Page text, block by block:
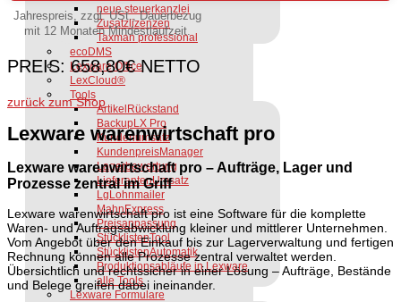
neue steuerkanzlei
Zusatzlizenzen
Taxman professional
ecoDMS
Lexware Office
LexCloud®
Tools
ArtikelRückstand
BackupLX Pro
Kundenumsatz
KundenpreisManager
Lagerbewertung
LieferantenUmsatz
LgLohnmailer
MahnExpress
Preisanpassung
StücklistenTool
StücklistenAutomatik
Produktionsabläufe in Lexware
alle Tools
Lexware Formulare
Jahrespreis, zzgl. USt., Dauerbezug
mit 12 Monaten Mindestlaufzeit.
PREIS:658,80€NETTO
zurück zum Shop
Lexware warenwirtschaft pro
Lexware warenwirtschaft pro – Aufträge, Lager und
Prozesse zentral im Griff
Lexware warenwirtschaft pro ist eine Software für die komplette
Waren- und Auftragsabwicklung kleiner und mittlerer Unternehmen.
Vom Angebot über den Einkauf bis zur Lagerverwaltung und fertigen
Rechnung können alle Prozesse zentral verwaltet werden.
Übersichtlich und rechtssicher in einer Lösung – Aufträge, Bestände
und Belege greifen dabei ineinander.